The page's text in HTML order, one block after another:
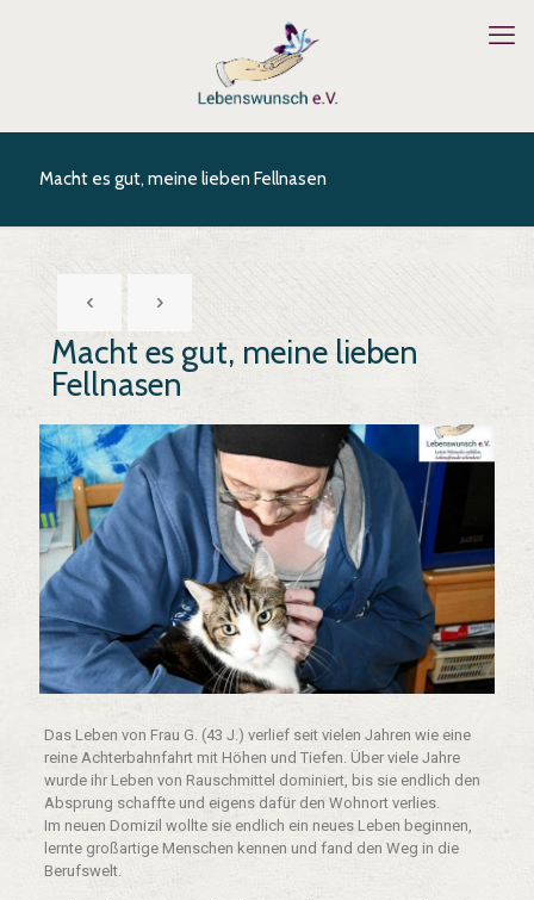
Macht es gut, meine lieben Fellnasen
Macht es gut, meine lieben
Fellnasen
Das Leben von Frau G. (43 J.) verlief seit vielen Jahren wie eine
reine Achterbahnfahrt mit Höhen und Tiefen. Über viele Jahre
wurde ihr Leben von Rauschmittel dominiert, bis sie endlich den
Absprung schaffte und eigens dafür den Wohnort verlies.
Im neuen Domizil wollte sie endlich ein neues Leben beginnen,
lernte großartige Menschen kennen und fand den Weg in die
Berufswelt.